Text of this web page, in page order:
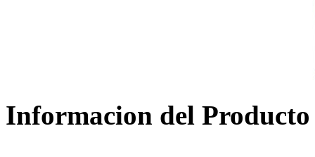
Informacion del Producto